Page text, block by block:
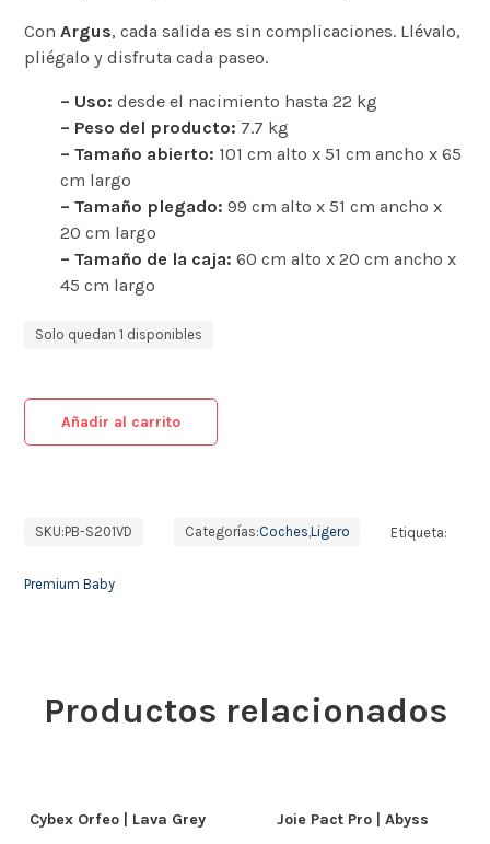
Con Argus, cada salida es sin complicaciones. Llévalo,
pliégalo y disfruta cada paseo.
– Uso: desde el nacimiento hasta 22 kg
– Peso del producto: 7.7 kg
– Tamaño abierto: 101 cm alto x 51 cm ancho x 65
cm largo
– Tamaño plegado: 99 cm alto x 51 cm ancho x
20 cm largo
– Tamaño de la caja: 60 cm alto x 20 cm ancho x
45 cm largo
Solo quedan 1 disponibles
Añadir al carrito
SKU:PB-S201VD Categorías:Coches,Ligero Etiqueta:
Premium Baby
Productos relacionados
Cybex Orfeo | Lava Grey Joie Pact Pro | Abyss